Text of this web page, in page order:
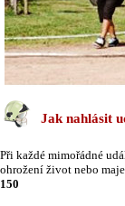
Jak nahlásit
Při každé mimořádné
ohrožení život nebo
150